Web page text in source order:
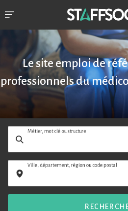
Le site emploi de
professionnels du
Métier, mot clé ou structure
Ville, département, région ou code postal